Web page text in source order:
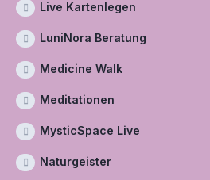
Live Kartenlegen
LuniNora Beratung
Medicine Walk
Meditationen
MysticSpace Live
Naturgeister